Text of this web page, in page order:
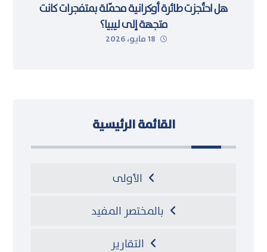
هل احتُجزت طائرة أوكرانية محمّلة بمتفجرات كانت
متجهة إلى ليبيا؟
18 مايو، 2026
القائمة الرئيسية
الأولى
بالمختصر المفيد
التقارير